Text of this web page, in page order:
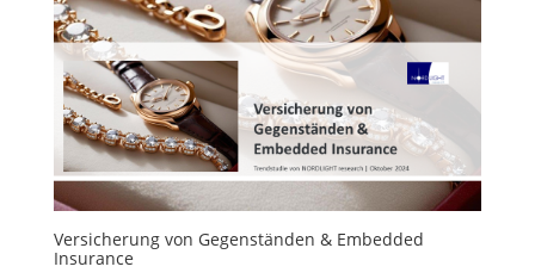
Versicherung von Gegenständen & Embedded
Insurance